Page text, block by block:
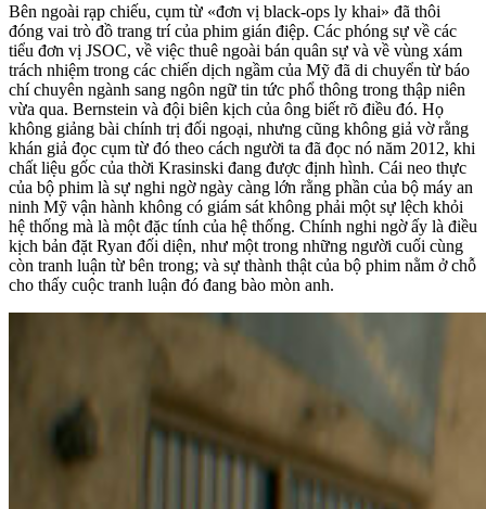
Bên ngoài rạp chiếu, cụm từ «đơn vị black-ops ly khai» đã thôi
đóng vai trò đồ trang trí của phim gián điệp. Các phóng sự về các
tiểu đơn vị JSOC, về việc thuê ngoài bán quân sự và về vùng xám
trách nhiệm trong các chiến dịch ngầm của Mỹ đã di chuyển từ báo
chí chuyên ngành sang ngôn ngữ tin tức phổ thông trong thập niên
vừa qua. Bernstein và đội biên kịch của ông biết rõ điều đó. Họ
không giảng bài chính trị đối ngoại, nhưng cũng không giả vờ rằng
khán giả đọc cụm từ đó theo cách người ta đã đọc nó năm 2012, khi
chất liệu gốc của thời Krasinski đang được định hình. Cái neo thực
của bộ phim là sự nghi ngờ ngày càng lớn rằng phần của bộ máy an
ninh Mỹ vận hành không có giám sát không phải một sự lệch khỏi
hệ thống mà là một đặc tính của hệ thống. Chính nghi ngờ ấy là điều
kịch bản đặt Ryan đối diện, như một trong những người cuối cùng
còn tranh luận từ bên trong; và sự thành thật của bộ phim nằm ở chỗ
cho thấy cuộc tranh luận đó đang bào mòn anh.